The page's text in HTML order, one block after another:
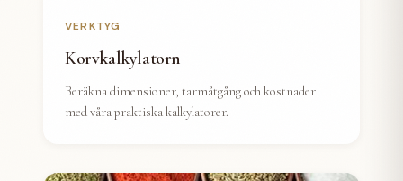
VERKTYG
Korvkalkylatorn
Beräkna dimensioner, tarmåtgång och kostnader
med våra praktiska kalkylatorer.